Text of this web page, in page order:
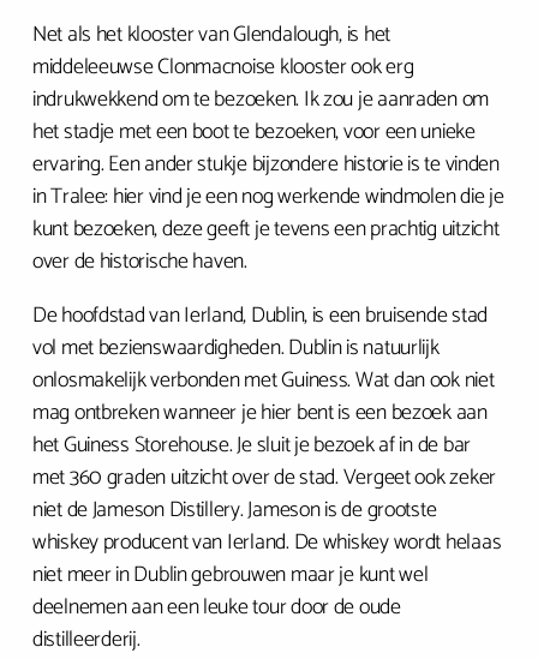
Net als het klooster van Glendalough, is het
middeleeuwse Clonmacnoise klooster ook erg
indrukwekkend om te bezoeken. Ik zou je aanraden om
het stadje met een boot te bezoeken, voor een unieke
ervaring. Een ander stukje bijzondere historie is te vinden
in Tralee: hier vind je een nog werkende windmolen die je
kunt bezoeken, deze geeft je tevens een prachtig uitzicht
over de historische haven.
De hoofdstad van Ierland, Dublin, is een bruisende stad
vol met bezienswaardigheden. Dublin is natuurlijk
onlosmakelijk verbonden met Guiness. Wat dan ook niet
mag ontbreken wanneer je hier bent is een bezoek aan
het Guiness Storehouse. Je sluit je bezoek af in de bar
met 360 graden uitzicht over de stad. Vergeet ook zeker
niet de Jameson Distillery. Jameson is de grootste
whiskey producent van Ierland. De whiskey wordt helaas
niet meer in Dublin gebrouwen maar je kunt wel
deelnemen aan een leuke tour door de oude
distilleerderij.